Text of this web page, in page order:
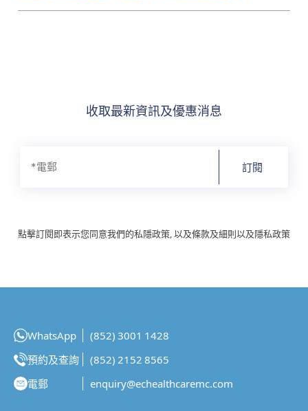
收取最新資訊及優惠消息
訂閱
點擊訂閱即表示您同意我們的私隱政策, 以及條款及細則以及隱私政策
WhatsApp
(852) 3001 1428
預約及查詢
(852) 2152 8565
電郵
enquiry@echealthcaremc.com